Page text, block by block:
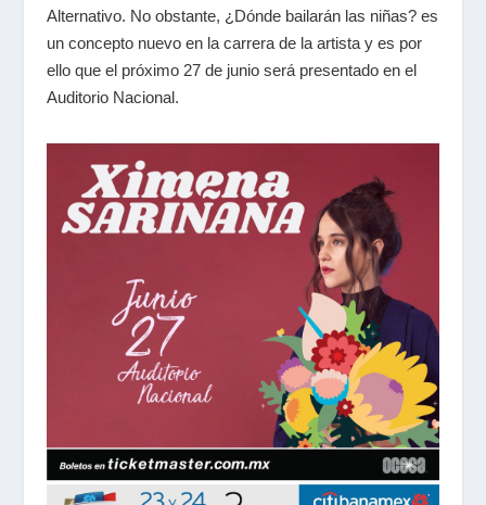
Alternativo. No obstante, ¿Dónde bailarán las niñas? es
un concepto nuevo en la carrera de la artista y es por
ello que el próximo 27 de junio será presentado en el
Auditorio Nacional.